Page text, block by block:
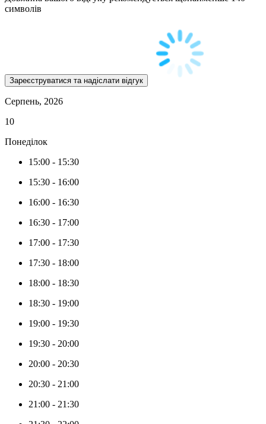
символів
Серпень, 2026
10
Понеділок
15:00 - 15:30
15:30 - 16:00
16:00 - 16:30
16:30 - 17:00
17:00 - 17:30
17:30 - 18:00
18:00 - 18:30
18:30 - 19:00
19:00 - 19:30
19:30 - 20:00
20:00 - 20:30
20:30 - 21:00
21:00 - 21:30